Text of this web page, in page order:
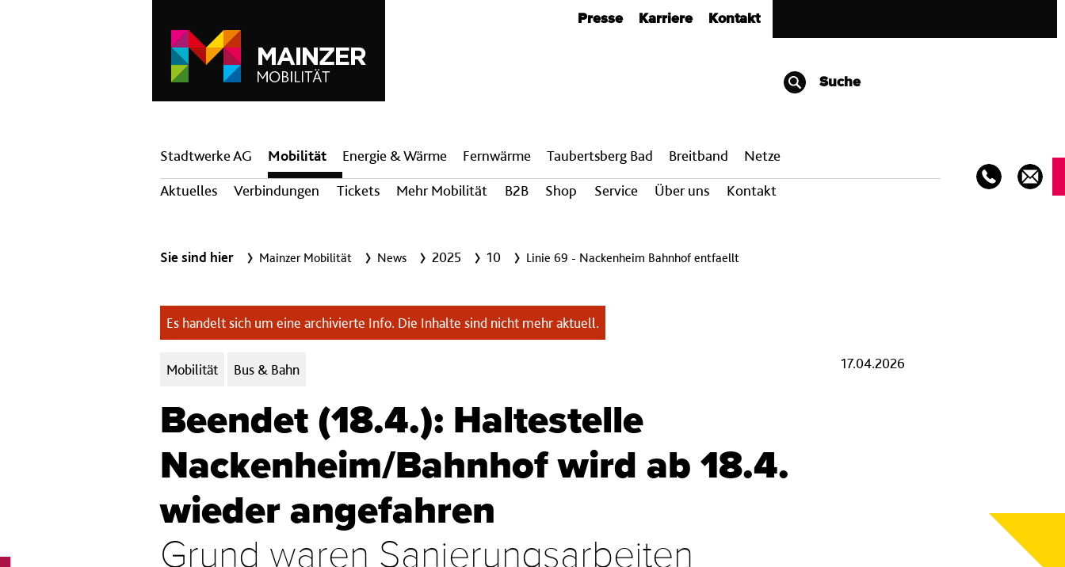
Presse Karriere Kontakt
Suche
Hauptnavigation
Stadtwerke AG
Mobilität
Aktuelles
Verbindungen Tickets Mehr Mobilität B2B Shop Service Über uns Kontakt
Energie & Wärme Fern­wärme Taubertsberg Bad Breit­band Netze
Sie sind hier Mainzer Mobilität News 2025 10 Linie 69 - Nackenheim Bahnhof entfaellt
Es handelt sich um eine archivierte Info. Die Inhalte sind nicht mehr aktuell.
Kategorien:
Mobilität Bus & Bahn 17.04.2026
Beendet (18.4.): Haltestelle
Nackenheim/Bahnhof wird ab 18.4.
wieder angefahren
Grund waren Sanierungsarbeiten